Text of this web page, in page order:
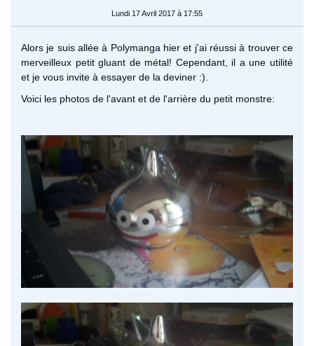
Lundi 17 Avril 2017 à 17:55
Alors je suis allée à Polymanga hier et j'ai réussi à trouver ce
merveilleux petit gluant de métal! Cependant, il a une utilité
et je vous invite à essayer de la deviner :).
Voici les photos de l'avant et de l'arrière du petit monstre: